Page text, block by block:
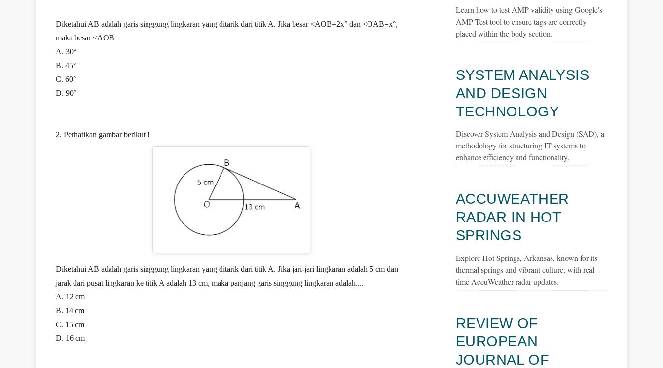
Diketahui AB adalah garis singgung lingkaran yang ditarik dari titik A. Jika besar <AOB=2x° dan <OAB=x°,
maka besar <AOB=
A. 30°
B. 45°
C. 60°
D. 90°
2. Perhatikan gambar berikut !
Diketahui AB adalah garis singgung lingkaran yang ditarik dari titik A. Jika jari-jari lingkaran adalah 5 cm dan
jarak dari pusat lingkaran ke titik A adalah 13 cm, maka panjang garis singgung lingkaran adalah....
A. 12 cm
B. 14 cm
C. 15 cm
D. 16 cm
Learn how to test AMP validity using Google's
AMP Test tool to ensure tags are correctly
placed within the body section.
SYSTEM ANALYSIS
AND DESIGN
TECHNOLOGY
Discover System Analysis and Design (SAD), a
methodology for structuring IT systems to
enhance efficiency and functionality.
ACCUWEATHER
RADAR IN HOT
SPRINGS
Explore Hot Springs, Arkansas, known for its
thermal springs and vibrant culture, with real-
time AccuWeather radar updates.
REVIEW OF
EUROPEAN
JOURNAL OF